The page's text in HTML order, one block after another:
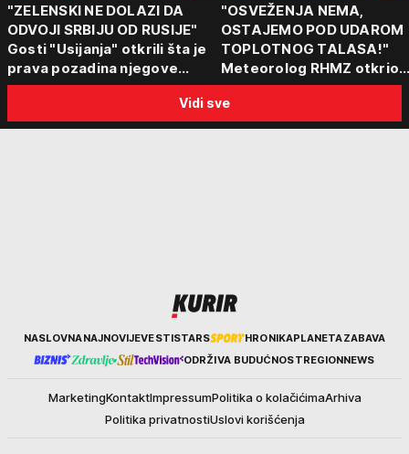
"ZELENSKI NE DOLAZI DA
ODVOJI SRBIJU OD RUSIJE"
Gosti "Usijanja" otkrili šta je
prava pozadina njegove
posete Beogradu
"OSVEŽENJA NEMA,
OSTAJEMO POD UDAROM
TOPLOTNOG TALASA!"
Meteorolog RHMZ otkrio
kakvo vreme nas čeka do
kraja avgusta
Vidi sve
KurirNASLOVNANAJNOVIJEVESTISTARS HRONIKAPLANETAZABAVA
ODRŽIVA BUDUĆNOSTREGIONNEWS
MarketingKontaktImpressumPolitika o kolačićimaArhiva
Politika privatnostiUslovi korišćenja